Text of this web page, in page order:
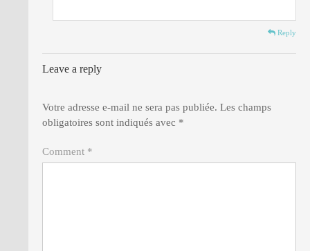
Reply
Leave a reply
Votre adresse e-mail ne sera pas publiée. Les champs
obligatoires sont indiqués avec *
Comment *